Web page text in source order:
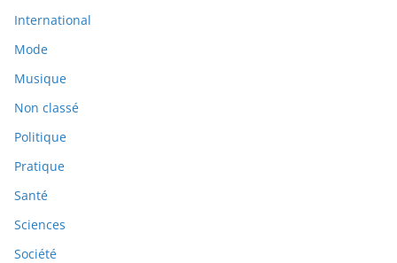
International
Mode
Musique
Non classé
Politique
Pratique
Santé
Sciences
Société